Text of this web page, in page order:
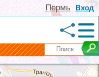
Вход
Пермь